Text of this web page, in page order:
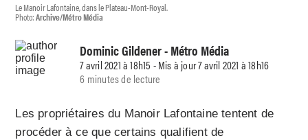
Le Manoir Lafontaine, dans le Plateau-Mont-Royal.
Photo:Archive/Métro Média
Dominic Gildener- Métro Média
7 avril 2021 à 18h15 - Mis à jour 7 avril 2021 à 18h16
6 minutes de lecture
Les propriétaires du Manoir Lafontaine tentent de
procéder à ce que certains qualifient de